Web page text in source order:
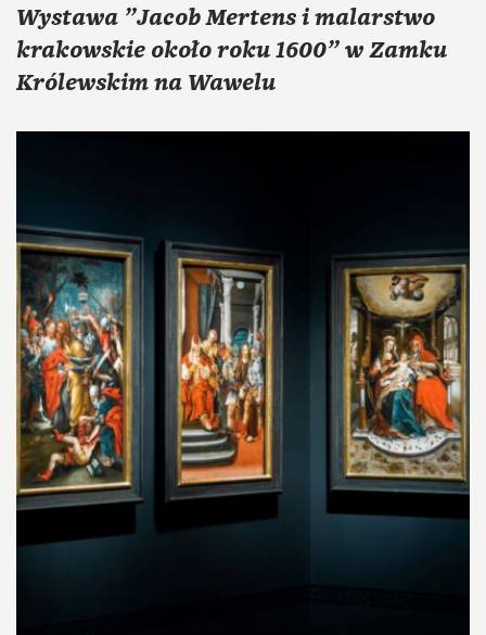
Wystawa "Jacob Mertens i malarstwo
krakowskie około roku 1600" w Zamku
Królewskim na Wawelu